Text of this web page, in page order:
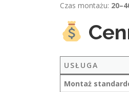
Czas montażu:
USŁUGA
Montaż